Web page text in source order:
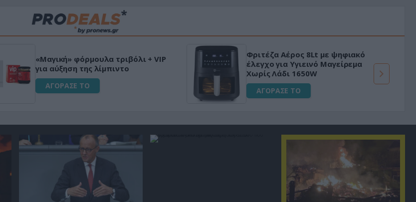
«Μαγική» φόρμουλα τριβόλι + VIP
για αύξηση της λίμπιντο
ΑΓΟΡΑΣΕ ΤΟ
Φριτέζα Αέρος 8Lt με ψηφιακό
έλεγχο για Υγιεινό Μαγείρεμα
Χωρίς Λάδι 1650W
ΑΓΟΡΑΣΕ ΤΟ